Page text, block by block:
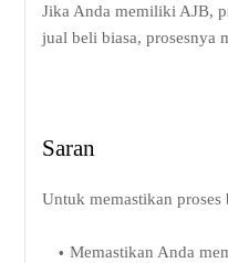
Jika Anda memiliki AJB,
jual beli biasa, prosesnya
Saran
Untuk memastikan
Memastikan Anda